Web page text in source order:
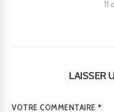
11
LAISSER
VOTRE COMMENTAIRE*